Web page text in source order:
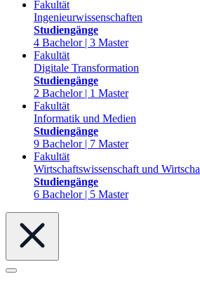
Fakultät
Ingenieurwissenschaften
Studiengänge
4 Bachelor | 3 Master
Fakultät
Digitale Transformation
Studiengänge
2 Bachelor | 1 Master
Fakultät
Informatik und Medien
Studiengänge
9 Bachelor | 7 Master
Fakultät
Wirtschaftswissenschaft und
Studiengänge
6 Bachelor | 5 Master